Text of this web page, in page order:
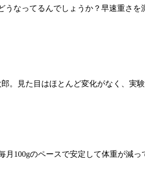
なってるんでしょうか？早速重さを
。見た目はほとんど変化がなく、実
月100gのペースで安定して体重が減っ